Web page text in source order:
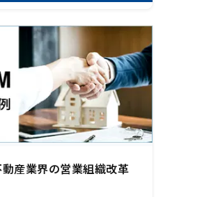
産業界の営業組織改革